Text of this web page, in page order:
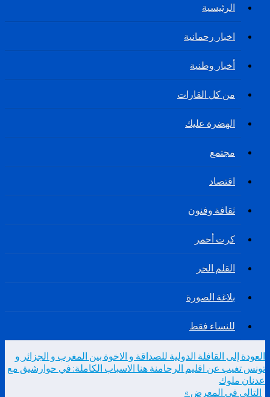
الرئيسية
اخبار رحمانية
أخبار وطنية
من كل القارات
الهضرة عليك
مجتمع
اقتصاد
ثقافة وفنون
كرت أحمر
القلم الحر
بلاغة الصورة
للنساء فقط
العودة إلى القافلة الدولية للصداقة و الاخوة بين المغرب و الجزائر و
تونس تغيب عن اقليم الرحامنة هنا الاسباب الكاملة: في حوارشيق مع
عدنان ملوك
التالي في المعرض »